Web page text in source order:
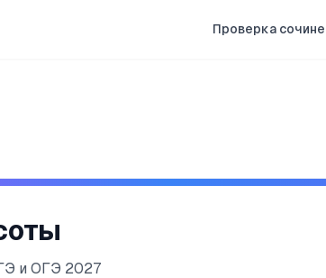
Проверка
и ОГЭ 2027